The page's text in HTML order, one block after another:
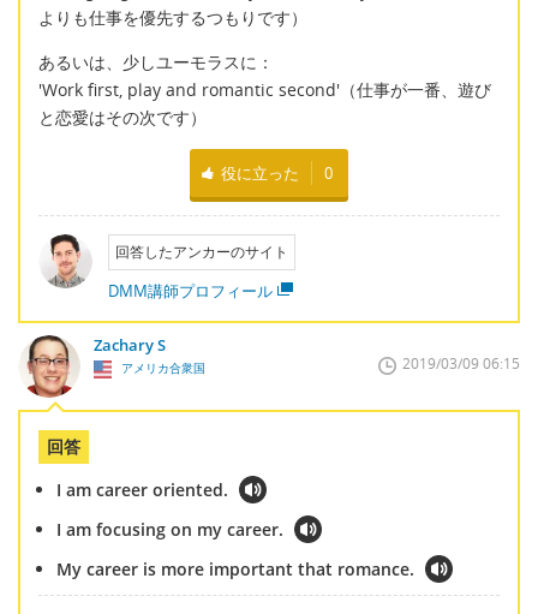
よりも仕事を優先するつもりです）
あるいは、少しユーモラスに：
'Work first, play and romantic second'（仕事が一番、遊び
と恋愛はその次です）
役に立った 0
回答したアンカーのサイト
DMM講師プロフィール
Zachary S
アメリカ合衆国 2019/03/09 06:15
回答
I am career oriented.
I am focusing on my career.
My career is more important that romance.